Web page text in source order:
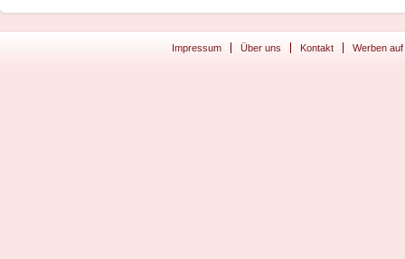
Impressum Über uns Kontakt Werben